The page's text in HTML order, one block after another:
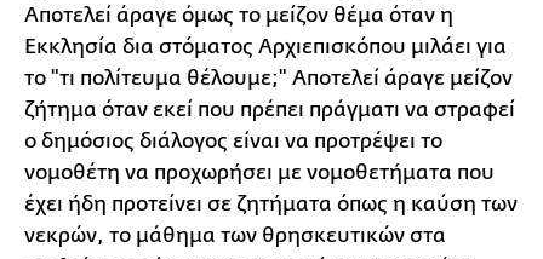
Αποτελεί άραγε όμως το μείζον θέμα όταν η
Εκκλησία δια στόματος Αρχιεπισκόπου μιλάει για
το "τι πολίτευμα θέλουμε;" Αποτελεί άραγε μείζον
ζήτημα όταν εκεί που πρέπει πράγματι να στραφεί
ο δημόσιος διάλογος είναι να προτρέψει το
νομοθέτη να προχωρήσει με νομοθετήματα που
έχει ήδη προτείνει σε ζητήματα όπως η καύση των
νεκρών, το μάθημα των θρησκευτικών στα